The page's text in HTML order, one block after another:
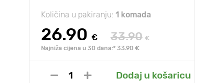
Količina u pakiranju: 1 komada
26.90 € 33.90 €
Najniža cijena u 30 dana:* 33.90 €
Dodaj u košaricu